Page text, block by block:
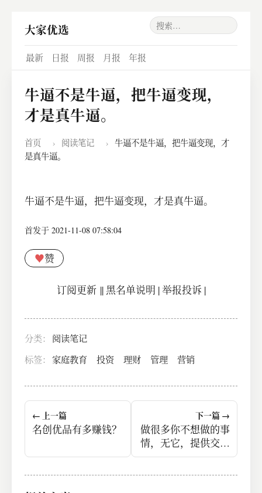
大家优选
最新 日报 周报 月报 年报
牛逼不是牛逼，把牛逼变现，
才是真牛逼。
首页 › 阅读笔记 ›
牛逼不是牛逼，把牛逼变现，才
是真牛逼。
牛逼不是牛逼，把牛逼变现，才是真牛逼。
首发于 2021-11-08 07:58:04
♥赞
订阅更新||黑名单说明 |举报投诉 |
分类：
阅读笔记
标签： 家庭教育 投资 理财 管理 营销
← 上一篇
名创优品有多赚钱？
下一篇 →
做很多你不想做的事
情，无它，提供交换
价值而已。